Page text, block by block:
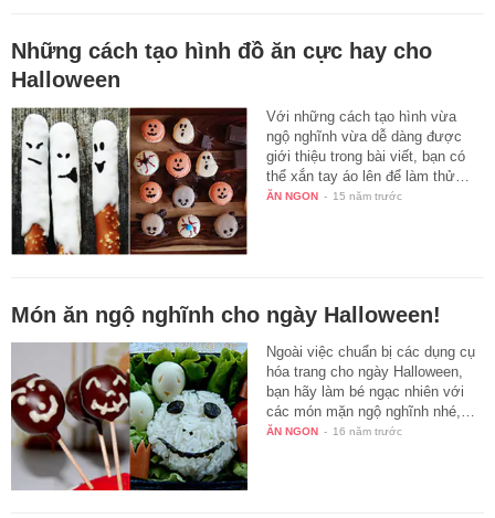
Những cách tạo hình đồ ăn cực hay cho
Halloween
Với những cách tạo hình vừa
ngộ nghĩnh vừa dễ dàng được
giới thiệu trong bài viết, bạn có
thể xắn tay áo lên để làm thử…
ĂN NGON - 15 năm trước
Món ăn ngộ nghĩnh cho ngày Halloween!
Ngoài việc chuẩn bị các dụng cụ
hóa trang cho ngày Halloween,
bạn hãy làm bé ngạc nhiên với
các món mặn ngộ nghĩnh nhé,…
ĂN NGON - 16 năm trước